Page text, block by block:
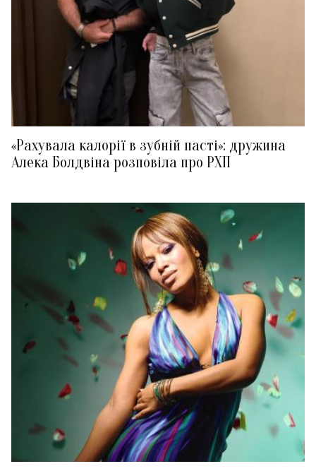
«Рахувала калорії в зубній пасті»: дружина
Алека Болдвіна розповіла про РХП